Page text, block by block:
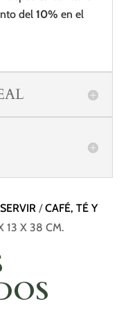
del10% en el
/CAFÉ, TÉ Y
13 X 38 CM.